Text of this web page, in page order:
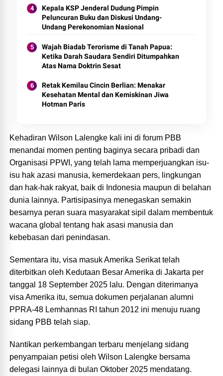
Kepala KSP Jenderal Dudung Pimpin
Peluncuran Buku dan Diskusi Undang-
Undang Perekonomian Nasional
Wajah Biadab Terorisme di Tanah Papua:
Ketika Darah Saudara Sendiri Ditumpahkan
Atas Nama Doktrin Sesat
Retak Kemilau Cincin Berlian: Menakar
Kesehatan Mental dan Kemiskinan Jiwa
Hotman Paris
Kehadiran Wilson Lalengke kali ini di forum PBB
menandai momen penting baginya secara pribadi dan
Organisasi PPWI, yang telah lama memperjuangkan isu-
isu hak azasi manusia, kemerdekaan pers, lingkungan
dan hak-hak rakyat, baik di Indonesia maupun di belahan
dunia lainnya. Partisipasinya menegaskan semakin
besarnya peran suara masyarakat sipil dalam membentuk
wacana global tentang hak asasi manusia dan
kebebasan dari penindasan.
Sementara itu, visa masuk Amerika Serikat telah
diterbitkan oleh Kedutaan Besar Amerika di Jakarta per
tanggal 18 September 2025 lalu. Dengan diterimanya
visa Amerika itu, semua dokumen perjalanan alumni
PPRA-48 Lemhannas RI tahun 2012 ini menuju ruang
sidang PBB telah siap.
Nantikan perkembangan terbaru menjelang sidang
penyampaian petisi oleh Wilson Lalengke bersama
delegasi lainnya di bulan Oktober 2025 mendatang.